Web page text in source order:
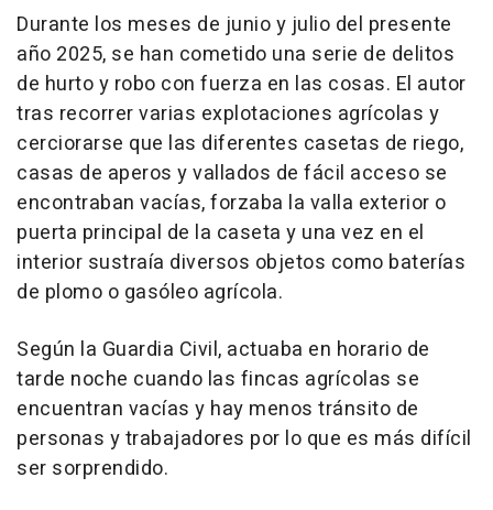
Durante los meses de junio y julio del presente
año 2025, se han cometido una serie de delitos
de hurto y robo con fuerza en las cosas. El autor
tras recorrer varias explotaciones agrícolas y
cerciorarse que las diferentes casetas de riego,
casas de aperos y vallados de fácil acceso se
encontraban vacías, forzaba la valla exterior o
puerta principal de la caseta y una vez en el
interior sustraía diversos objetos como baterías
de plomo o gasóleo agrícola.
Según la Guardia Civil, actuaba en horario de
tarde noche cuando las fincas agrícolas se
encuentran vacías y hay menos tránsito de
personas y trabajadores por lo que es más difícil
ser sorprendido.